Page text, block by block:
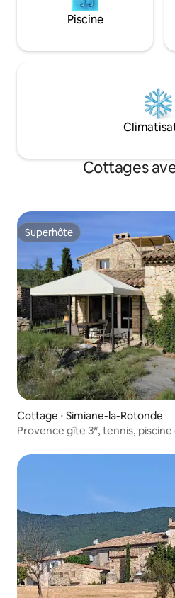
Piscine
Cottages
Superhôte
Superhôte
Cottage ⋅ Simiane-la-Rotonde
Provence gîte 3*,